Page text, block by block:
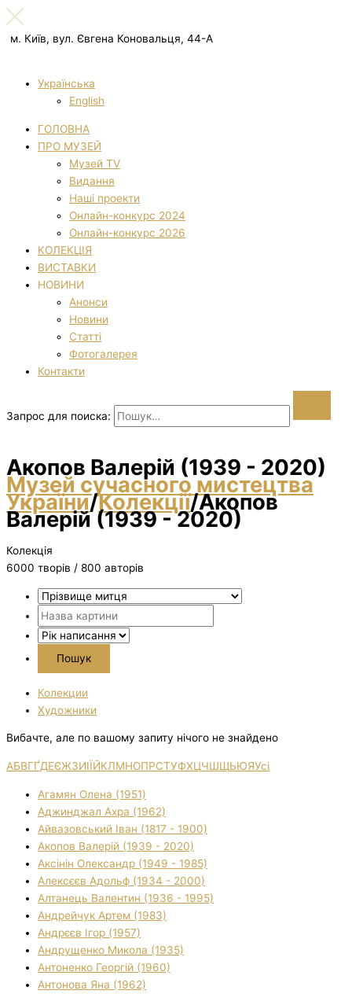
м. Київ, вул. Євгена Коновальця, 44-А
Українська
English
ГОЛОВНА
ПРО МУЗЕЙ
Музей TV
Видання
Наші проекти
Онлайн-конкурс 2024
Онлайн-конкурс 2026
КОЛЕКЦІЯ
ВИСТАВКИ
НОВИНИ
Анонси
Новини
Статті
Фотогалерея
Контакти
Запрос для поиска:
Акопов Валерій (1939 - 2020)
Музей сучасного мистецтва
України/Колекції/Акопов
Валерій (1939 - 2020)
Колекція
6000 творiв / 800 авторів
Колекции
Художники
Вибачте, але по вашому запиту нічого не знайдено
АБВГҐДЕЄЖЗИІЇЙКЛМНОПРСТУФХЦЧШЩЬЮЯУсі
Агамян Олена (1951)
Аджинджал Ахра (1962)
Айвазовський Іван (1817 - 1900)
Акопов Валерій (1939 - 2020)
Аксінін Олександр (1949 - 1985)
Алексєєв Адольф (1934 - 2000)
Алтанець Валентин (1936 - 1995)
Андрейчук Артем (1983)
Андрєєв Ігор (1957)
Андрущенко Микола (1935)
Антоненко Георгій (1960)
Антонова Яна (1962)